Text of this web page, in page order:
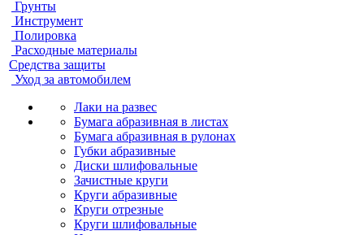
Грунты
Инструмент
Полировка
Расходные материалы
Средства защиты
Уход за автомобилем
Лаки на развес
Бумага абразивная в листах
Бумага абразивная в рулонах
Губки абразивные
Диски шлифовальные
Зачистные круги
Круги абразивные
Круги отрезные
Круги шлифовальные